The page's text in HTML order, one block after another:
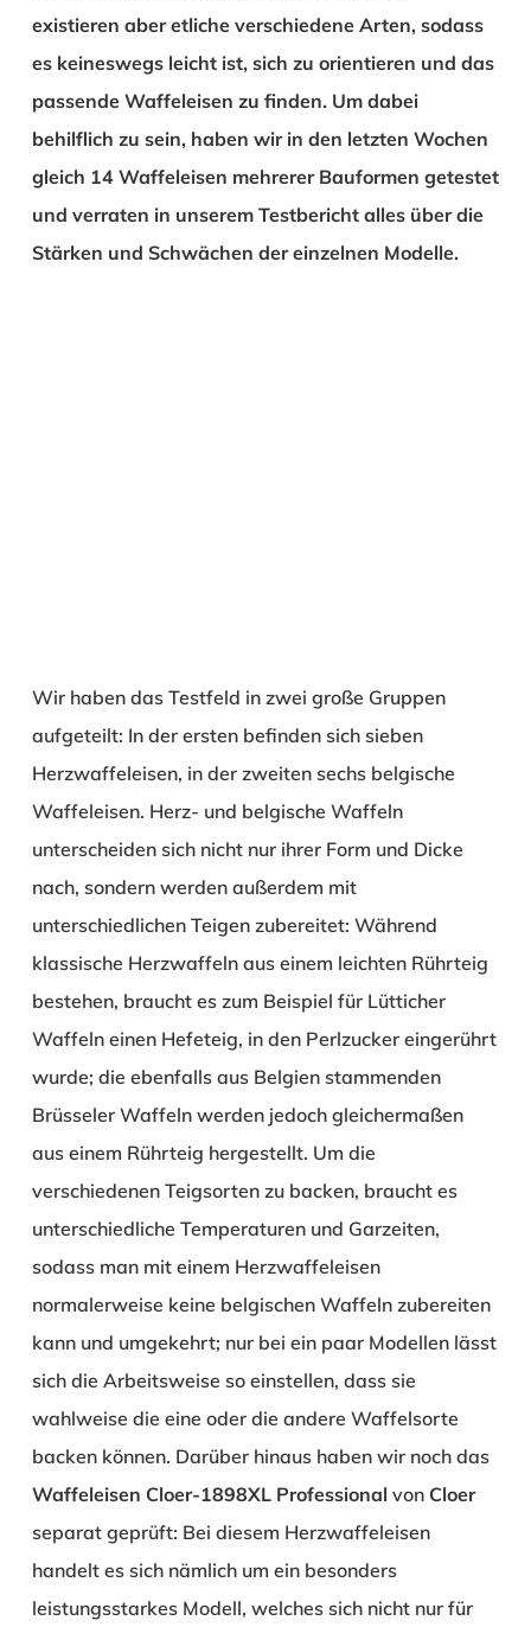
existieren aber etliche verschiedene Arten, sodass
es keineswegs leicht ist, sich zu orientieren und das
passende Waffeleisen zu finden. Um dabei
behilflich zu sein, haben wir in den letzten Wochen
gleich 14 Waffeleisen mehrerer Bauformen getestet
und verraten in unserem Testbericht alles über die
Stärken und Schwächen der einzelnen Modelle.
Wir haben das Testfeld in zwei große Gruppen
aufgeteilt: In der ersten befinden sich sieben
Herzwaffeleisen, in der zweiten sechs belgische
Waffeleisen. Herz- und belgische Waffeln
unterscheiden sich nicht nur ihrer Form und Dicke
nach, sondern werden außerdem mit
unterschiedlichen Teigen zubereitet: Während
klassische Herzwaffeln aus einem leichten Rührteig
bestehen, braucht es zum Beispiel für Lütticher
Waffeln einen Hefeteig, in den Perlzucker eingerührt
wurde; die ebenfalls aus Belgien stammenden
Brüsseler Waffeln werden jedoch gleichermaßen
aus einem Rührteig hergestellt. Um die
verschiedenen Teigsorten zu backen, braucht es
unterschiedliche Temperaturen und Garzeiten,
sodass man mit einem Herzwaffeleisen
normalerweise keine belgischen Waffeln zubereiten
kann und umgekehrt; nur bei ein paar Modellen lässt
sich die Arbeitsweise so einstellen, dass sie
wahlweise die eine oder die andere Waffelsorte
backen können. Darüber hinaus haben wir noch das
Waffeleisen Cloer-1898XL Professional von Cloer
separat geprüft: Bei diesem Herzwaffeleisen
handelt es sich nämlich um ein besonders
leistungsstarkes Modell, welches sich nicht nur für